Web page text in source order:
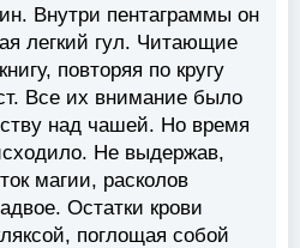
Внутри пентаграммы он
легкий гул. Читающие
повторяя по кругу
Все их внимание было
над чашей. Но время
Не выдержав,
магии, расколов
Остатки крови
поглощая собой